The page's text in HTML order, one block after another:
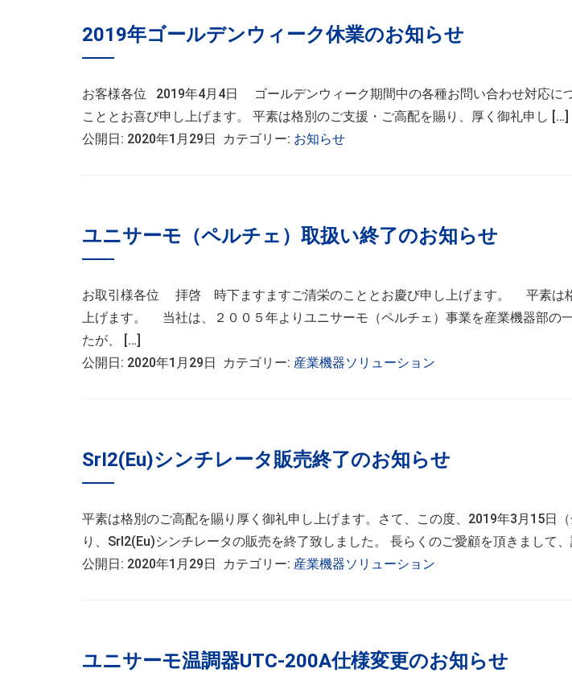
2019年ゴールデンウィーク休業のお知らせ
お客様各位 2019年4月4日 ゴールデンウィーク期間中の各種お問い合わせ対応に
こととお喜び申し上げます。 平素は格別のご支援・ご高配を賜り、厚く御礼申し […]
公開日: 2020年1月29日 カテゴリー: お知らせ
ユニサーモ（ペルチェ）取扱い終了のお知らせ
お取引様各位 拝啓 時下ますますご清栄のこととお慶び申し上げます。 平素は
上げます。 当社は、２００５年よりユニサーモ（ペルチェ）事業を産業機器部の
たが、 […]
公開日: 2020年1月29日 カテゴリー: 産業機器ソリューション
SrI2(Eu)シンチレータ販売終了のお知らせ
平素は格別のご高配を賜り厚く御礼申し上げます。さて、この度、2019年3月15日
り、SrI2(Eu)シンチレータの販売を終了致しました。 長らくのご愛顧を頂きまして
公開日: 2020年1月29日 カテゴリー: 産業機器ソリューション
ユニサーモ温調器UTC-200A仕様変更のお知らせ